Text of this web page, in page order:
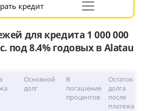
кредитРаскрыть
форму
подбора
для кредита 1 000 000
под 8.4% годовых в Alatau
Основной
долг
В
погашение
процентов
Остаток
долга
после
платежа